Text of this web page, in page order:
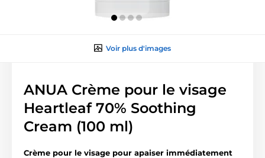
Voir plus d'images
ANUA Crème pour le visage
Heartleaf 70% Soothing
Cream (100 ml)
Crème pour le visage pour apaiser immédiatement